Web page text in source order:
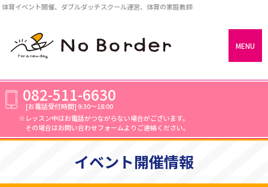
体育イベント開催、ダブルダッチスクール運営、体育の家庭教師
MENU
082-511-6630
[お電話受付時間] 9:30～18:00
レッスン中はお電話がつながらない場合がございます。
その場合はお問い合わせフォームよりご連絡ください。
イベント開催情報